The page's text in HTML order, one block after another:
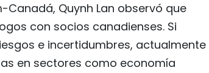
Quynh Lan observó que
con socios canadienses. Si
e incertidumbres, actualmente
en sectores como economía